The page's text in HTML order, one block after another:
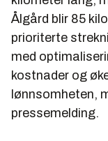
Ålgård blir 85
prioriterte
med
kostnader og
lønnsomheten,
pressemelding.